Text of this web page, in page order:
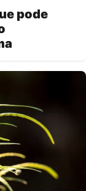
pode